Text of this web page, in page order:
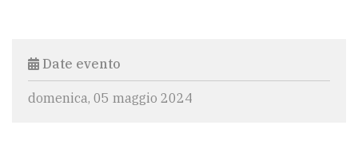
Date evento
domenica, 05 maggio 2024